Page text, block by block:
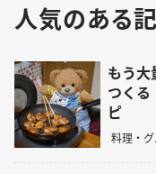
人気のある
もう大
つくる
ピ
料理・